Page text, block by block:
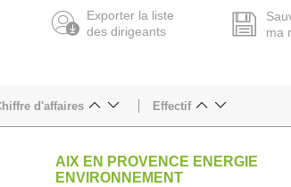
Exporter la liste
des dirigeants
ma
d'affaires Effectif
AIX EN PROVENCE ENERGIE
ENVIRONNEMENT